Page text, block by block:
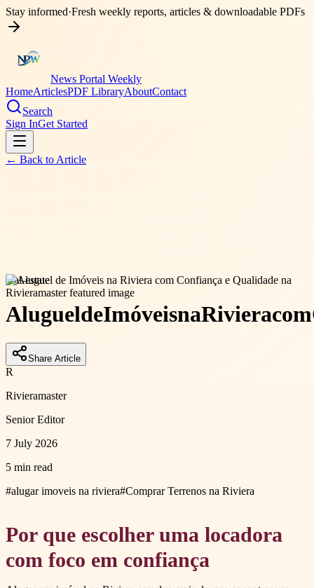
Stay informed·Fresh weekly reports, articles & downloadable PDFs
News Portal Weekly
HomeArticlesPDF LibraryAboutContact
Search
Sign InGet Started
← Back to Article
real-estate
AlugueldeImóveisnaRivieracom
Share Article
R
Rivieramaster
Senior Editor
7 July 2026
5 min read
#alugar imoveis na riviera#Comprar Terrenos na Riviera
Por que escolher uma locadora
com foco em confiança